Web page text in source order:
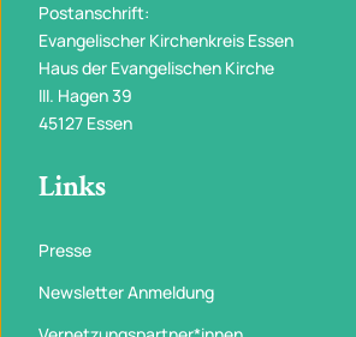
Postanschrift:
Evangelischer Kirchenkreis Essen
Haus der Evangelischen Kirche
III. Hagen 39
45127 Essen
Links
Presse
Newsletter Anmeldung